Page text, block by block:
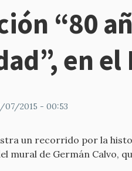
“80
en el
07/2015 - 00:53
un recorrido por la
mural de Germán Calvo,